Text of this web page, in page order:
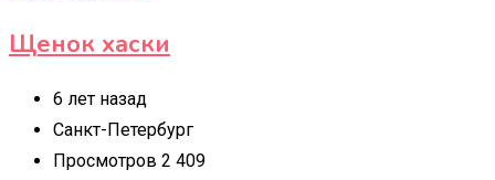
Щенок хаски
6 лет назад
Санкт-Петербург
Просмотров 2 409